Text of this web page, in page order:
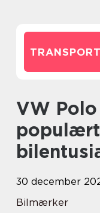
VW Polo Brugt: Et
30 december
Bilmærker